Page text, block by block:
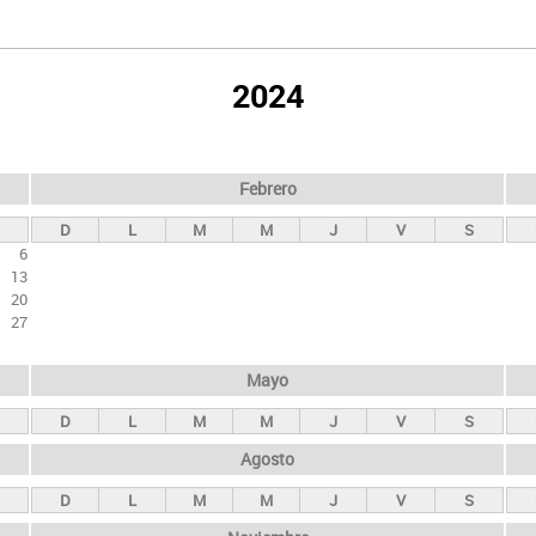
2024
6
13
20
27
Febrero
D L M M J V S
Mayo
D L M M J V S
Agosto
D L M M J V S